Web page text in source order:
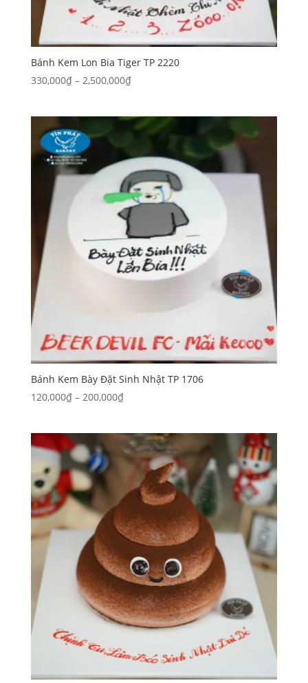
Bánh Kem Lon Bia Tiger TP 2220
330,000₫ – 2,500,000₫Khoảng
330,000₫
2,500,000₫
Bánh Kem Bày Đặt Sinh Nhật TP 1706
120,000₫ – 200,000₫Khoảng
120,000₫
đến
200,000₫